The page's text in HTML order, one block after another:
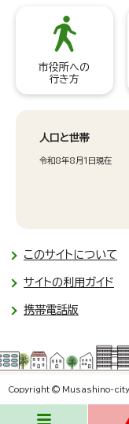
市役所への
行き方
人口と世帯
令和8年8月1日現在
このサイトについて
サイトの利用ガイド
携帯電話版
Copyright © Musashino-